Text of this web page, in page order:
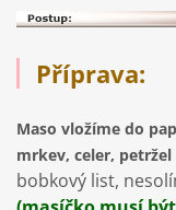
Příprava:
Maso vložíme do
mrkev, celer, petržel
bobkový list,